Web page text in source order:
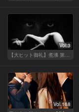
Vol.3
Vol.168